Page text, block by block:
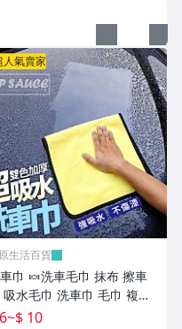
人氣賣家
生活百貨
巾 🍬洗車毛巾 抹布 擦車
吸水毛巾 洗車巾 毛巾 複合
布 打蠟布KS23
~$ 10